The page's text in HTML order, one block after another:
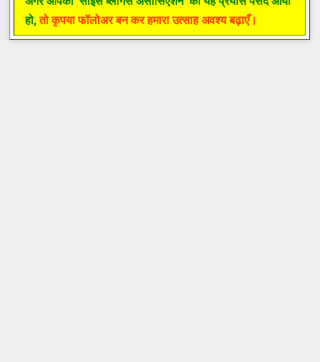
हो,तो कृपया फॉलोअर बन कर हमारा उत्साह अवश्य बढ़ाएँ।